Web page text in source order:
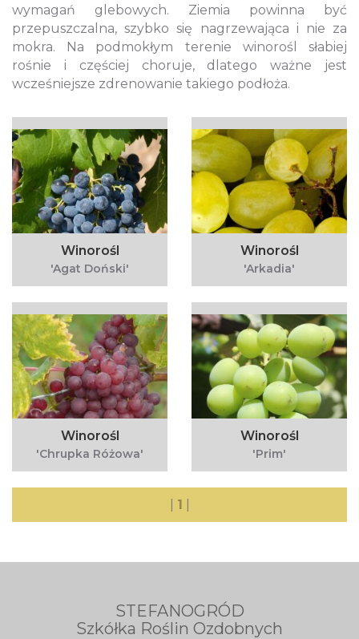
wymagań glebowych. Ziemia powinna być
przepuszczalna, szybko się nagrzewająca i nie za
mokra. Na podmokłym terenie winorośl słabiej
rośnie i częściej choruje, dlatego ważne jest
wcześniejsze zdrenowanie takiego podłoża.
Winorośl
'Agat Doński'
Winorośl
'Arkadia'
Winorośl
'Chrupka Różowa'
Winorośl
'Prim'
1
STEFANOGRÓD
Szkółka Roślin Ozdobnych